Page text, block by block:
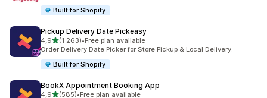
Built for Shopify
Pickup Delivery Date Pickeasy
4,9z 5 hvězd
(1 263)
Celkový počet recenzí: 1263
•Free plan available
Order Delivery Date Picker for Store Pickup & Local Delivery.
Built for Shopify
BookX Appointment Booking App
4,9z 5 hvězd
(585)•Free plan available